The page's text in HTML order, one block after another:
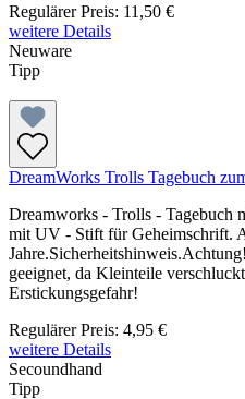
Regulärer Preis: 11,50 €
weitere Details
Neuware
Tipp
DreamWorks Trolls Tagebuch
Dreamworks - Trolls - Tagebuch
mit UV - Stift für Geheimschrift.
geeignet, da Kleinteile
Erstickungsgefahr!
Regulärer Preis: 4,95 €
weitere Details
Secoundhand
Tipp